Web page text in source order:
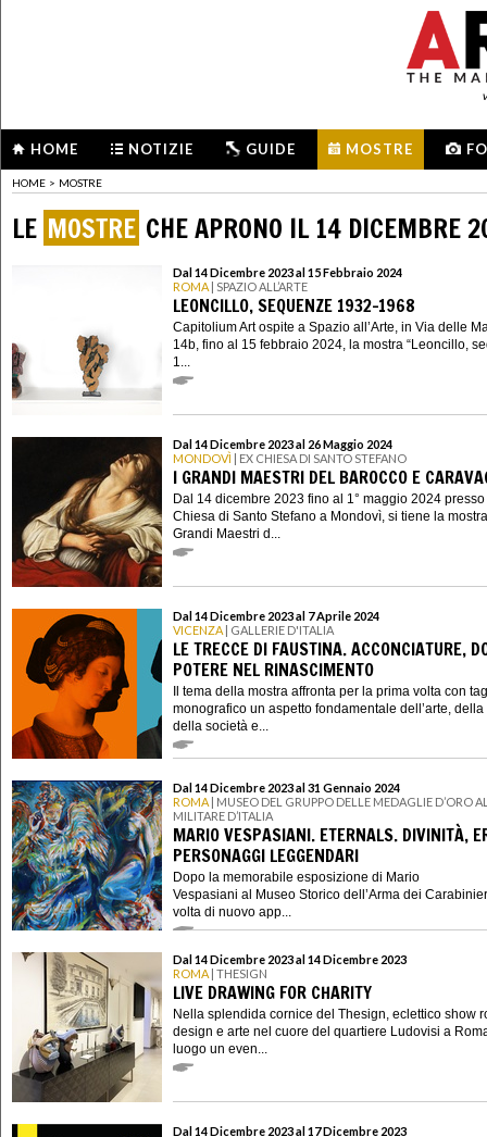
HOME NOTIZIE GUIDE MOSTRE
HOME > MOSTRE
LE MOSTRE CHE APRONO IL 14 DICEMBRE
Dal 14 Dicembre 2023 al 15 Febbraio 2024
ROMA | SPAZIO ALL’ARTE
LEONCILLO, SEQUENZE 1932-1968
Capitolium Art ospite a Spazio all’Arte, in Via delle
14b, fino al 15 febbraio 2024, la mostra “Leoncillo,
1...
Dal 14 Dicembre 2023 al 26 Maggio 2024
MONDOVÌ | EX CHIESA DI SANTO STEFANO
I GRANDI MAESTRI DEL BAROCCO E
Dal 14 dicembre 2023 fino al 1° maggio 2024 presso
Chiesa di Santo Stefano a Mondovì, si tiene la
Grandi Maestri d...
Dal 14 Dicembre 2023 al 7 Aprile 2024
VICENZA | GALLERIE D'ITALIA
LE TRECCE DI FAUSTINA. ACCONCIATURE,
POTERE NEL RINASCIMENTO
Il tema della mostra affronta per la prima volta con
monografico un aspetto fondamentale dell’arte, della
della società e...
Dal 14 Dicembre 2023 al 31 Gennaio 2024
ROMA | MUSEO DEL GRUPPO DELLE MEDAGLIE D’ORO
MILITARE D’ITALIA
MARIO VESPASIANI. ETERNALS. DIVINITÀ,
PERSONAGGI LEGGENDARI
Dopo la memorabile esposizione di Mario
Vespasiani al Museo Storico dell’Arma dei
volta di nuovo app...
Dal 14 Dicembre 2023 al 14 Dicembre 2023
ROMA | THESIGN
LIVE DRAWING FOR CHARITY
Nella splendida cornice del Thesign, eclettico show
design e arte nel cuore del quartiere Ludovisi a
luogo un even...
Dal 14 Dicembre 2023 al 17 Dicembre 2023